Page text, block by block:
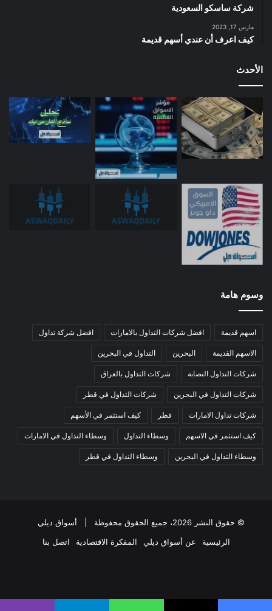
شركة ساسكو السعودية
مارس 17, 2023
كيف اعرف أن عندي أسهم قديمة
الأحدث
وسوم هامة
اسهم قديمة افضل شركات التداول بالامارات افضل شركة تداول
الاسهم القديمة البحرين التداول في البحرين
شركات التداول النصابة شركات التداول بالعراق
شركات التداول في البحرين شركات التداول في قطر
شركات تداول الامارات قطر كيف استثمر في الأسهم
كيف استثمر في الاسهم وسطاء التداول وسطاء التداول في الامارات
وسطاء التداول في البحرين وسطاء التداول في قطر
© حقوق النشر 2026، جميع الحقوق محفوظة |
أسواق ديلي
الرئيسية
عن أسواق ديلي المفكرة الاقتصادية اتصل بنا